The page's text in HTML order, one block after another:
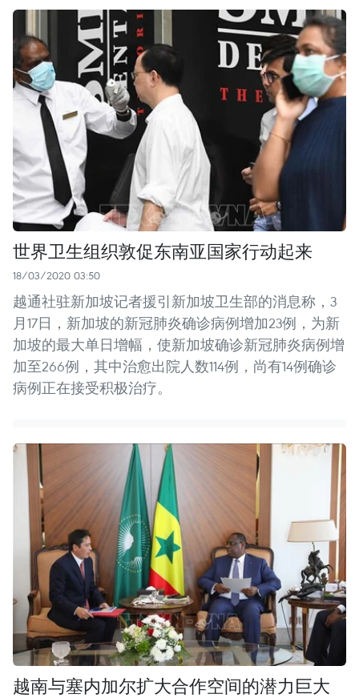
世界卫生组织敦促东南亚国家行动起来
18/03/2020 03:50
越通社驻新加坡记者援引新加坡卫生部的消息称，3
月17日，新加坡的新冠肺炎确诊病例增加23例，为新
加坡的最大单日增幅，使新加坡确诊新冠肺炎病例增
加至266例，其中治愈出院人数114例，尚有14例确诊
病例正在接受积极治疗。
越南与塞内加尔扩大合作空间的潜力巨大